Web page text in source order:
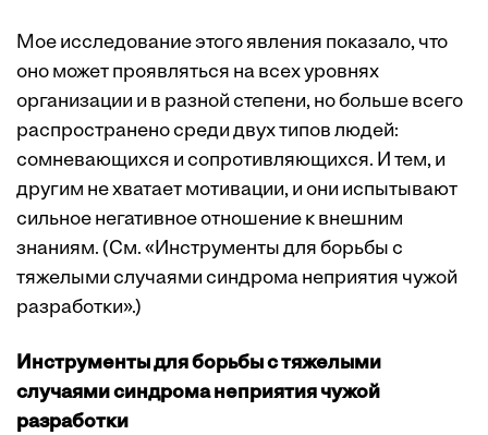
Мое исследование этого явления показало, что
оно может проявляться на всех уровнях
организации и в разной степени, но больше всего
распространено среди двух типов людей:
сомневающихся и сопротивляющихся. И тем, и
другим не хватает мотивации, и они испытывают
сильное негативное отношение к внешним
знаниям. (См. «Инструменты для борьбы с
тяжелыми случаями синдрома неприятия чужой
разработки».)
Инструменты для борьбы с тяжелыми
случаями синдрома неприятия чужой
разработки